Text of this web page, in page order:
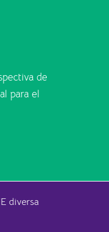
de
para el
diversa